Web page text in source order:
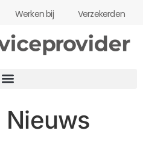
Werken bij Verzekerden
Nieuws